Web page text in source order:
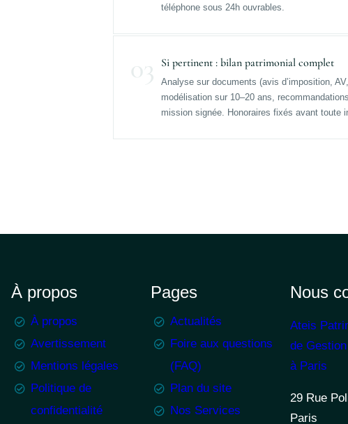
téléphone sous 24h ouvrables.
03 Si pertinent : bilan patrimonial complet
Analyse sur documents (avis d’imposition,
modélisation sur 10–20 ans,
mission signée. Honoraires fixés avant toute
À propos
À propos
Avertissement
Mentions légales
Politique de
confidentialité
Pages
Actualités
Foire aux questions
(FAQ)
Plan du site
Nos Services
Nous
Ateis
de
à Paris
29 Rue
Paris